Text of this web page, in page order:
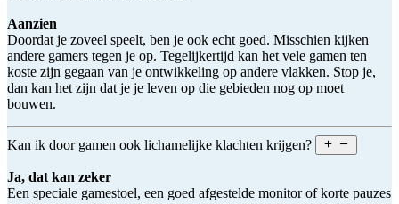
Aanzien
Doordat je zoveel speelt, ben je ook echt goed. Misschien kijken
andere gamers tegen je op. Tegelijkertijd kan het vele gamen ten
koste zijn gegaan van je ontwikkeling op andere vlakken. Stop je,
dan kan het zijn dat je je leven op die gebieden nog op moet
bouwen.
Kan ik door gamen ook lichamelijke klachten krijgen?
Ja, dat kan zeker
Een speciale gamestoel, een goed afgestelde monitor of korte pauzes